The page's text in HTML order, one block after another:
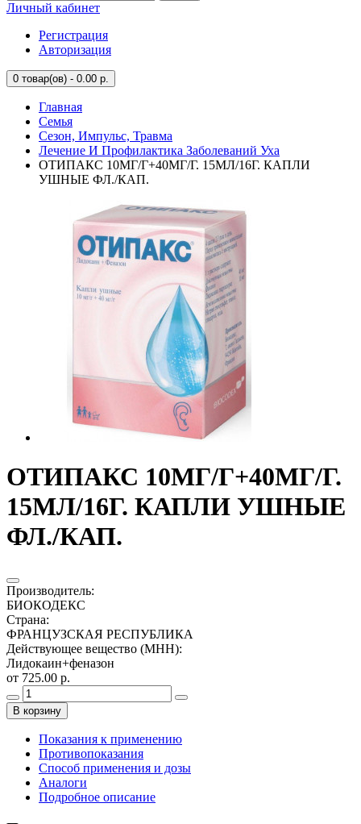
Личный кабинет
Регистрация
Авторизация
0 товар(ов) - 0.00 р.
Главная
Семья
Сезон, Импульс, Травма
Лечение И Профилактика Заболеваний Уха
ОТИПАКС 10МГ/Г+40МГ/Г. 15МЛ/16Г. КАПЛИ
УШНЫЕ ФЛ./КАП.
ОТИПАКС 10МГ/Г+40МГ/Г.
15МЛ/16Г. КАПЛИ УШНЫЕ
ФЛ./КАП.
Производитель:
БИОКОДЕКС
Страна:
ФРАНЦУЗСКАЯ РЕСПУБЛИКА
Действующее вещество (МНН):
Лидокаин+феназон
от 725.00 р.
В корзину
Показания к применению
Противопоказания
Способ применения и дозы
Аналоги
Подробное описание